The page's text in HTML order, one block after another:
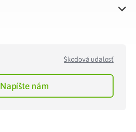
Škodová udalosť
Napíšte nám